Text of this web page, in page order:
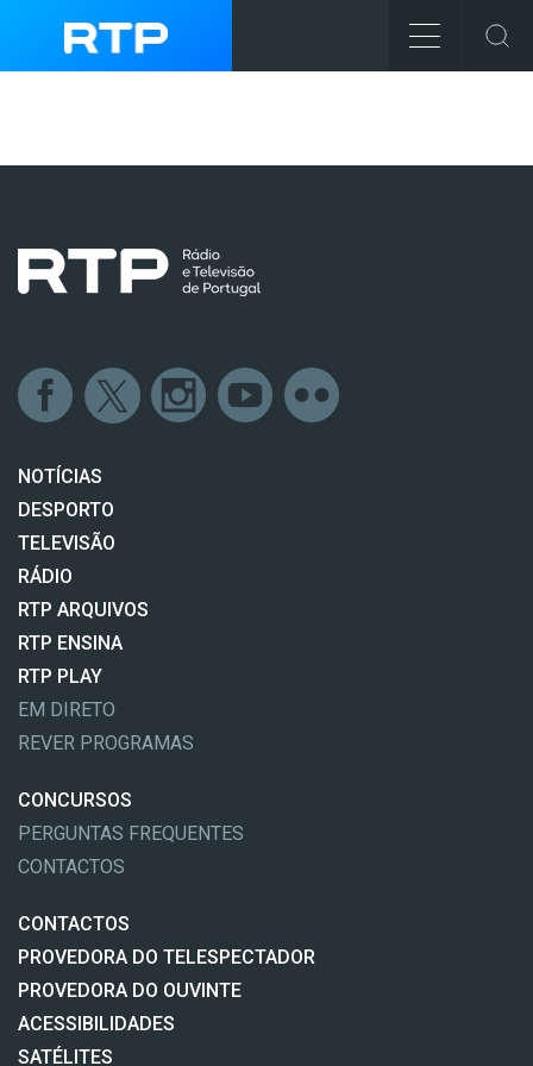
NOTÍCIAS
DESPORTO
TELEVISÃO
RÁDIO
RTP ARQUIVOS
RTP ENSINA
RTP PLAY
EM DIRETO
REVER PROGRAMAS
CONCURSOS
PERGUNTAS FREQUENTES
CONTACTOS
CONTACTOS
PROVEDORA DO TELESPECTADOR
PROVEDORA DO OUVINTE
ACESSIBILIDADES
SATÉLITES